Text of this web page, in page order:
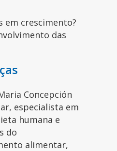
em crescimento?
das
Concepción
especialista em
humana e
do
alimentar,